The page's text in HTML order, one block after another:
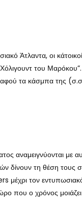
Άτλαντα, οι
του
αφού τα κάσμπα της
αναμειγνύονται με
δίνουν τη θέση τους
μέχρι τον
που ο χρόνος